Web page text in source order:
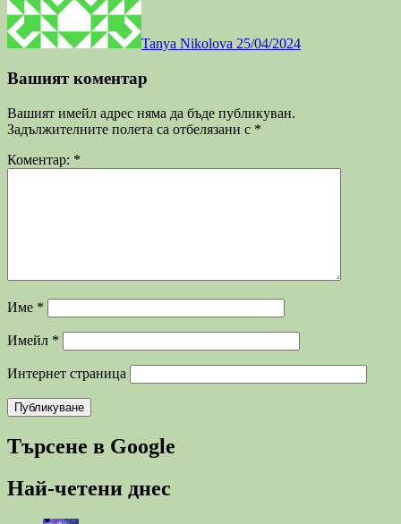
Tanya Nikolova 25/04/2024
Вашият коментар
Вашият имейл адрес няма да бъде публикуван.
Задължителните полета са отбелязани с *
Коментар: *
Име *
Имейл *
Интернет страница
Търсене в Google
Най-четени днес